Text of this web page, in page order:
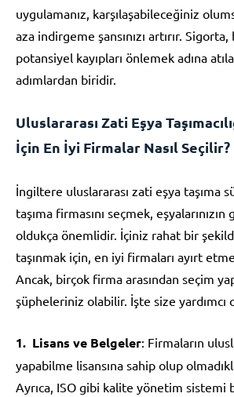
uygulamanız, karşılaşabileceğiniz
aza indirgeme şansınızı artırır.
potansiyel kayıpları önlemek adına
adımlardan biridir.
Uluslararası Zati Eşya
İçin En İyi Firmalar Nasıl Seçilir?
İngiltere uluslararası zati eşya taşıma
taşıma firmasını seçmek, eşyalarınızın
oldukça önemlidir. İçiniz rahat bir
taşınmak için, en iyi firmaları ayırt
Ancak, birçok firma arasından seçim
şüpheleriniz olabilir. İşte size yardımcı
Lisans ve Belgeler: Firmaların
yapabilme lisansına sahip olup
Ayrıca, ISO gibi kalite yönetim sistemi